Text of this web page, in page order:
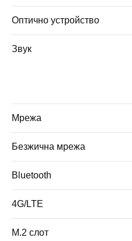
Оптично устройство
Звук
Мрежа
Безжична мрежа
Bluetooth
4G/LTE
M.2 слот